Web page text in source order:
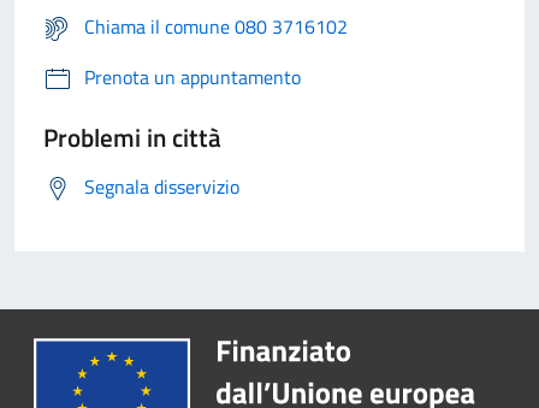
Chiama il comune 080 3716102
Prenota un appuntamento
Problemi in città
Segnala disservizio